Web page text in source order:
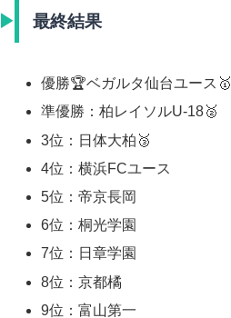
最終結果
優勝🏆ベガルタ仙台ユース🥇
準優勝：柏レイソルU-18🥈
3位：日体大柏🥉
4位：横浜FCユース
5位：帝京長岡
6位：桐光学園
7位：日章学園
8位：京都橘
9位：富山第一